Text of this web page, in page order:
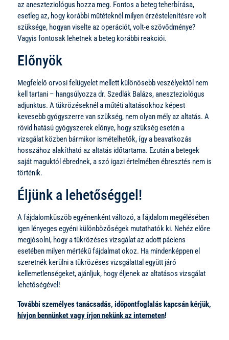
az aneszteziológus hozza meg. Fontos a beteg teherbírása,
esetleg az, hogy korábbi műtéteknél milyen érzéstelenítésre volt
szüksége, hogyan viselte az operációt, volt-e szövődménye?
Vagyis fontosak lehetnek a beteg korábbi reakciói.
Előnyök
Megfelelő orvosi felügyelet mellett különösebb veszélyektől nem
kell tartani – hangsúlyozza dr. Szedlák Balázs, aneszteziológus
adjunktus. A tükrözéseknél a műtéti altatásokhoz képest
kevesebb gyógyszerre van szükség, nem olyan mély az altatás. A
rövid hatású gyógyszerek előnye, hogy szükség esetén a
vizsgálat közben bármikor ismételhetők, így a beavatkozás
hosszához alakítható az altatás időtartama. Ezután a betegek
saját maguktól ébrednek, a szó igazi értelmében ébresztés nem is
történik.
Éljünk a lehetőséggel!
A fájdalomküszöb egyénenként változó, a fájdalom megélésében
igen lényeges egyéni különbözőségek mutathatók ki. Nehéz előre
megjósolni, hogy a tükrözéses vizsgálat az adott páciens
esetében milyen mértékű fájdalmat okoz. Ha mindenképpen el
szeretnék kerülni a tükrözéses vizsgálattal együtt járó
kellemetlenségeket, ajánljuk, hogy éljenek az altatásos vizsgálat
lehetőségével!
További személyes tanácsadás, időpontfoglalás kapcsán kérjük,
hívjon bennünket vagy írjon nekünk az interneten!